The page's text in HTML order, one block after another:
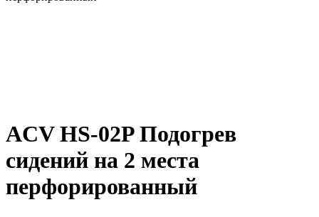
ACV HS-02P Подогрев
сидений на 2 места
перфорированный